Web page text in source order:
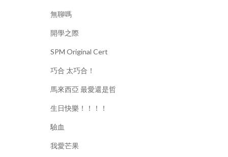
無聊嗎
開學之際
SPM Original Cert
巧合 太巧合！
馬來西亞 最愛還是哲
生日快樂！！！！
驗血
我愛芒果